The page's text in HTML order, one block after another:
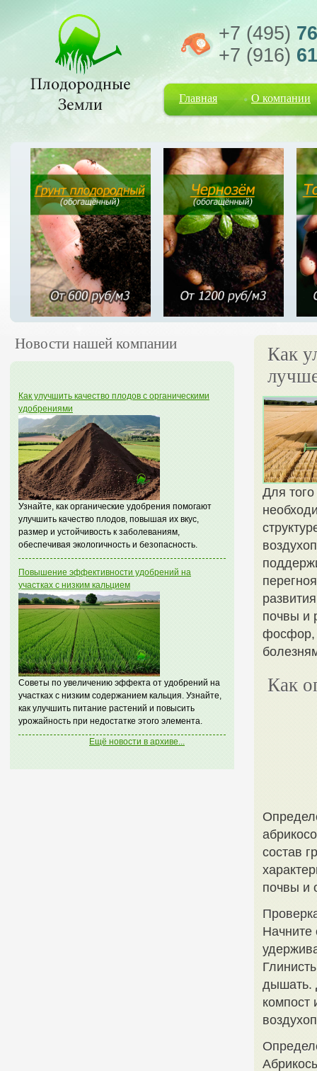
+7 (495)
+7 (916)
Главная О компании
Новости нашей компании
Как улучшить качество плодов с органическими
удобрениями
Узнайте, как органические удобрения помогают
улучшить качество плодов, повышая их вкус,
размер и устойчивость к заболеваниям,
обеспечивая экологичность и безопасность.
Повышение эффективности удобрений на
участках с низким кальцием
Советы по увеличению эффекта от удобрений на
участках с низким содержанием кальция. Узнайте,
как улучшить питание растений и повысить
урожайность при недостатке этого элемента.
Ещё новости в архиве...
Как
Для
почвы и
фосфор,
Как
состав
почвы и
Начните
дышать.
компост